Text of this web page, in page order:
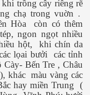
trồng cây riêng rẽ
chạ trong vuờn .
Hòa
còn có thêm
ngon ngọt nhiều
hột,
khi chín da
lọai bưởi
các tỉnh
Cày- Bến Tre , Châu
khác màu vàng các
hay miền Trung
(